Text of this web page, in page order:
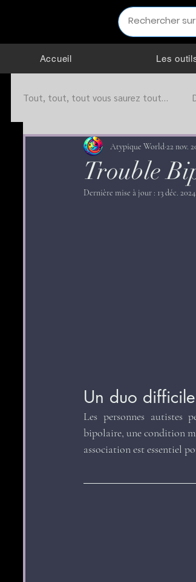
Accueil Les
Tout, tout, tout vous saurez tout…
Infos pratiques Interactions
Education Société
Trouble
Atypique World22 nov.
Dernière mise à jour : 13 déc. 2024
Un duo
Les personnes autistes
bipolaire, une condition
association est essentiel